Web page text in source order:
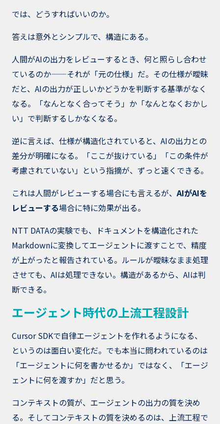
では、どうすればいいのか。
答えは意外とシンプルで、構造にある。
人間がAIの出力をレビューするとき、何と照らし合わせ
ているのか——それが「元の仕様」だ。その仕様が曖昧
だと、AIの出力が正しいかどうかを判断する基準がなく
なる。「なんとなく合ってそう」か「なんとなくおかし
い」で判断するしかなくなる。
逆に言えば、仕様が構造化されていると、AIの出力との
差分が明確になる。「ここが抜けている」「この条件が
考慮されていない」という指摘が、ずっと速くできる。
これは人間がレビューする場合にも言えるが、AIがAIを
レビューする場合に特に効果が出る。
NTT DATAの実験でも、ドキュメントを構造化された
Markdownに変換してエージェントに渡すことで、精度
が上がったと報告されている。ルールが曖昧なまま処理
させても、AIは処理できない。構造があるから、AIは判
断できる。
エージェント時代の上流工程設計
Cursor SDKで自律エージェントを作れるようになる、
というのは面白い変化だ。でも本当に問われているのは
「エージェントに何を書かせるか」ではなく、「エージ
ェントに何を渡すか」だと思う。
コンテキストの質が、エージェントの出力の質を決め
る。そしてコンテキストの質を決めるのは、上流工程で